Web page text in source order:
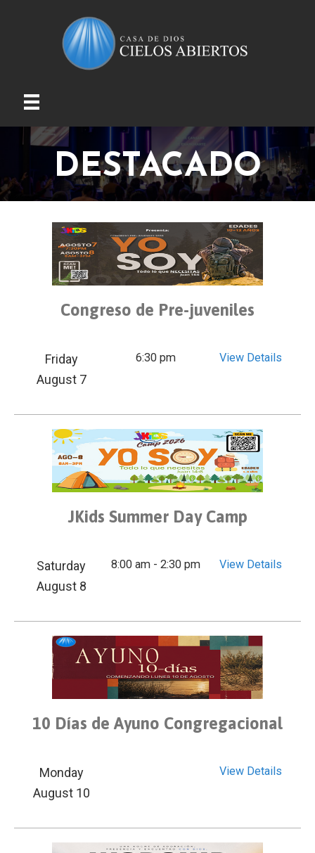
DESTACADO
Congreso de Pre-juveniles
Friday
August 7
6:30 pm View Details
JKids Summer Day Camp
Saturday
August 8
8:00 am - 2:30 pm View Details
10 Días de Ayuno Congregacional
Monday
August 10
View Details